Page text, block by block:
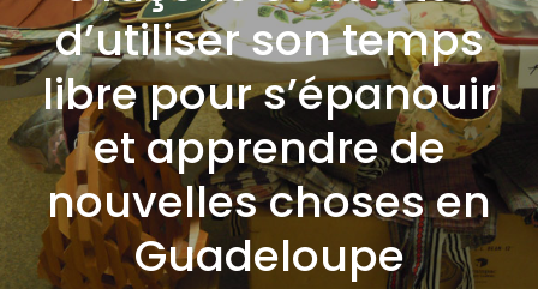
d’utiliser son temps
libre pour s’épanouir
et apprendre de
nouvelles choses en
Guadeloupe